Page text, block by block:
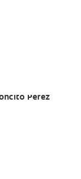
Pérez